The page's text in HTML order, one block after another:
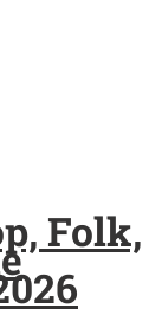
Folk,